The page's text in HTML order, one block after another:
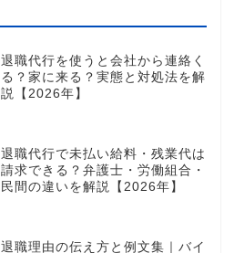
退職代行を使うと会社から連絡く
る？家に来る？実態と対処法を解
説【2026年】
退職代行で未払い給料・残業代は
請求できる？弁護士・労働組合・
民間の違いを解説【2026年】
退職理由の伝え方と例文集｜バイ